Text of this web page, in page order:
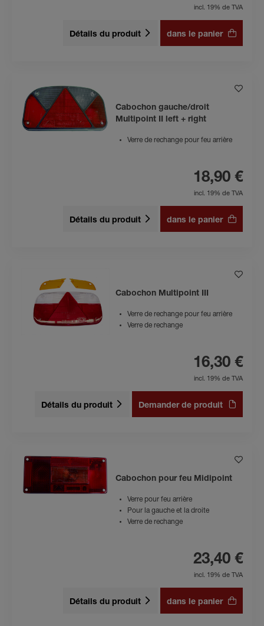
incl. 19% de TVA
Détails du produit dans le panier
Cabochon gauche/droit
Multipoint II left + right
Verre de rechange pour feu arrière
18,90 €
incl. 19% de TVA
Détails du produit dans le panier
Cabochon Multipoint III
Verre de rechange pour feu arrière
Verre de rechange
16,30 €
incl. 19% de TVA
Détails du produit Demander de produit
Cabochon pour feu Midipoint
Verre pour feu arrière
Pour la gauche et la droite
Verre de rechange
23,40 €
incl. 19% de TVA
Détails du produit dans le panier